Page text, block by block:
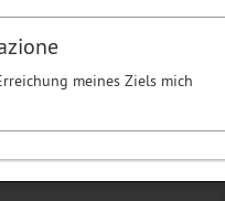
meines Ziels mich